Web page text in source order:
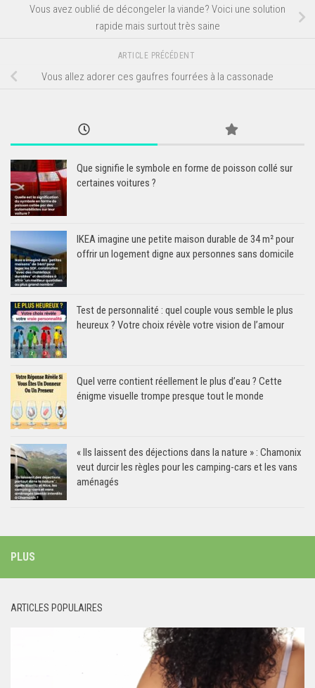
Vous avez oublié de décongeler la viande? Voici une solution
rapide mais surtout très saine
ARTICLE PRÉCÉDENT
Vous allez adorer ces gaufres fourrées à la cassonade
Que signifie le symbole en forme de poisson collé sur
certaines voitures ?
IKEA imagine une petite maison durable de 34 m² pour
offrir un logement digne aux personnes sans domicile
Test de personnalité : quel couple vous semble le plus
heureux ? Votre choix révèle votre vision de l’amour
Quel verre contient réellement le plus d’eau ? Cette
énigme visuelle trompe presque tout le monde
« Ils laissent des déjections dans la nature » : Chamonix
veut durcir les règles pour les camping-cars et les vans
aménagés
PLUS
ARTICLES POPULAIRES